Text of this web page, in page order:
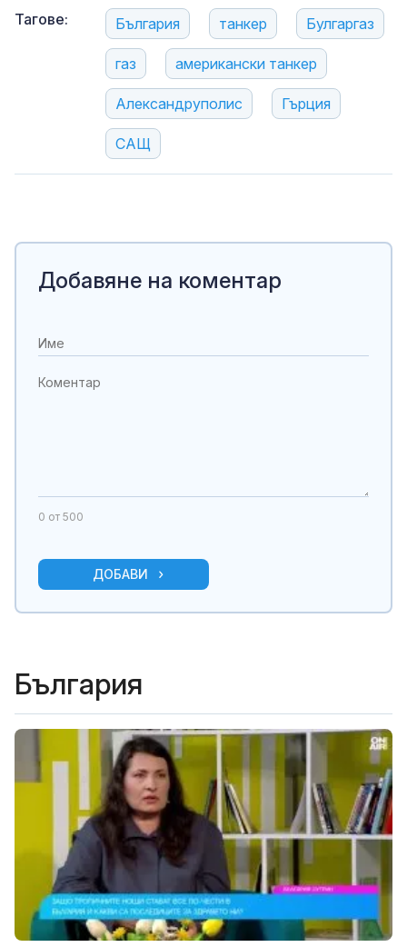
Тагове: България танкер Булгаргаз
газ американски танкер
Александруполис Гърция
САЩ
Добавяне на коментар
0 от 500
ДОБАВИ
България